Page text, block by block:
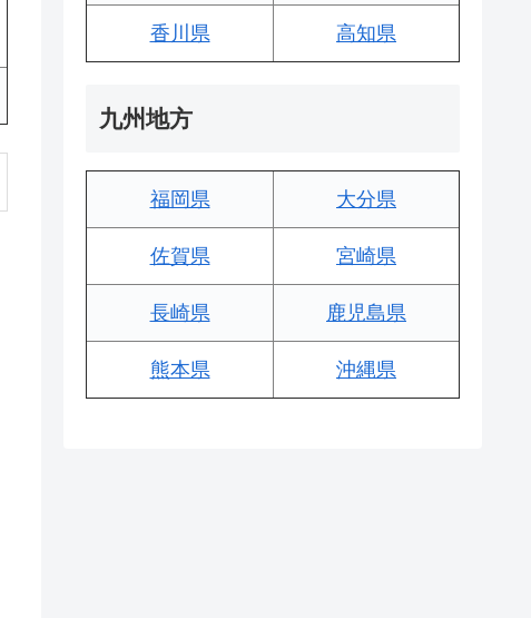
香川県 高知県
九州地方
福岡県 大分県
佐賀県 宮崎県
長崎県 鹿児島県
熊本県 沖縄県